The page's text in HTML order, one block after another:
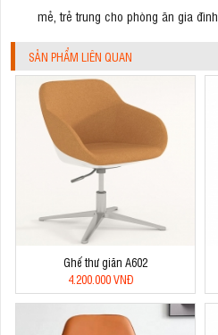
mẻ, trẻ trung cho phòng ăn gia đình.
SẢN PHẨM LIÊN QUAN
Ghế thư giãn A602
4.200.000 VNĐ